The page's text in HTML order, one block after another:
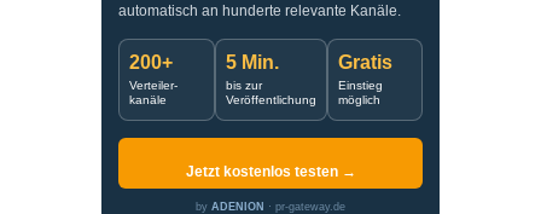
automatisch an hunderte relevante Kanäle.
200+
Verteiler-
kanäle
5 Min.
bis zur
Veröffentlichung
Gratis
Einstieg
möglich
Jetzt kostenlos testen →
by ADENION · pr-gateway.de